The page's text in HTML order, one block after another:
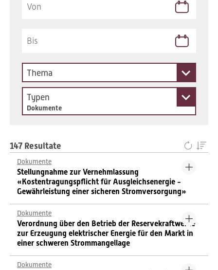
Thema
Typen
Dokumente
147 Resultate
Dokumente
Stellungnahme zur Vernehmlassung
«Kostentragungspflicht für Ausgleichsenergie -
Gewährleistung einer sicheren Stromversorgung»
Dokumente
Verordnung über den Betrieb der Reservekraftwerke
zur Erzeugung elektrischer Energie für den Markt in
einer schweren Strommangellage
Dokumente